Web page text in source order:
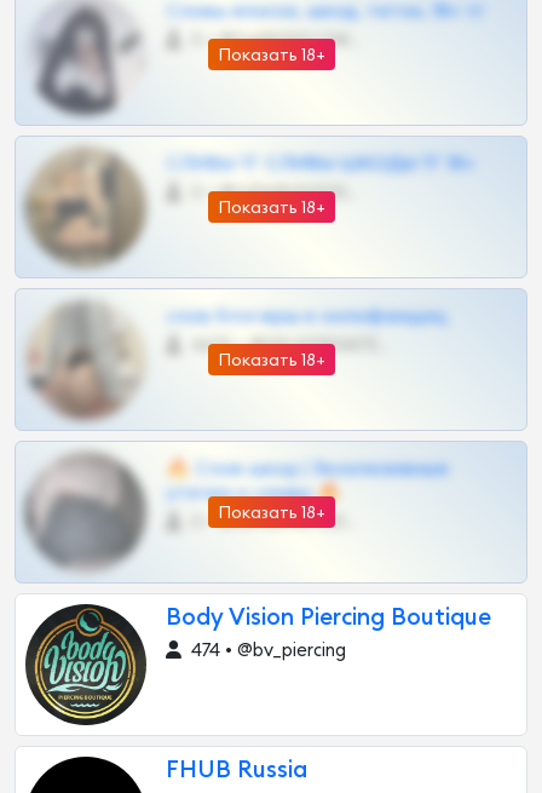
Показать 18+
Сливы вписок, шкод, теток, 18+ тг
0 •
Показать 18+
СЛИВЫ ТГ СЛИВЫ ШКОДЫ ТГ 18+
0 •
Показать 18+
слив блогерш и онлифанщиц
4675 •
Показать 18+
🔥 Слив шкод | Эксклюзивные
утечки и сливы 🔥
0 •
Body Vision Piercing Boutique
474 • @bv_piercing
FHUB Russia